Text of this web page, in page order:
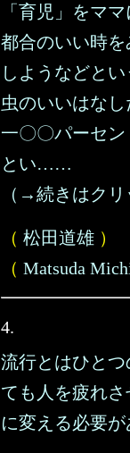
「育児」をマ
都合のいい時
しようなどとい
虫のいいはなし
一〇〇パーセ
とい……
（→続きはクリ
（ 松田道雄 ）
（ Matsuda
4.
流行とはひと
ても人を疲れ
に変える必要が